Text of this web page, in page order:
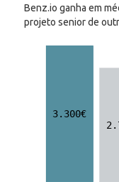
Benz.io ganha em
projeto senior de